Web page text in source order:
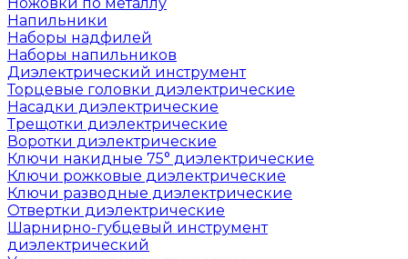
Напильники
Наборы надфилей
Наборы напильников
Диэлектрический инструмент
Торцевые головки диэлектрические
Насадки диэлектрические
Трещотки диэлектрические
Воротки диэлектрические
Ключи накидные 75° диэлектрические
Ключи рожковые диэлектрические
Ключи разводные диэлектрические
Отвертки диэлектрические
Шарнирно-губцевый инструмент
диэлектрический